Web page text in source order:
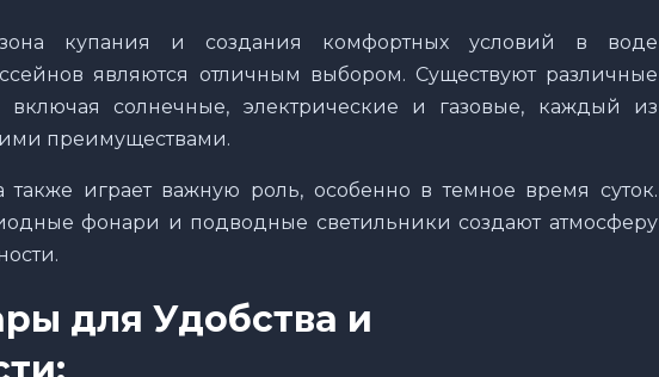
купания и создания комфортных условий в воде
являются отличным выбором. Существуют различные
включая солнечные, электрические и газовые, каждый из
преимуществами.
играет важную роль, особенно в темное время суток.
фонари и подводные светильники создают атмосферу
для Удобства и